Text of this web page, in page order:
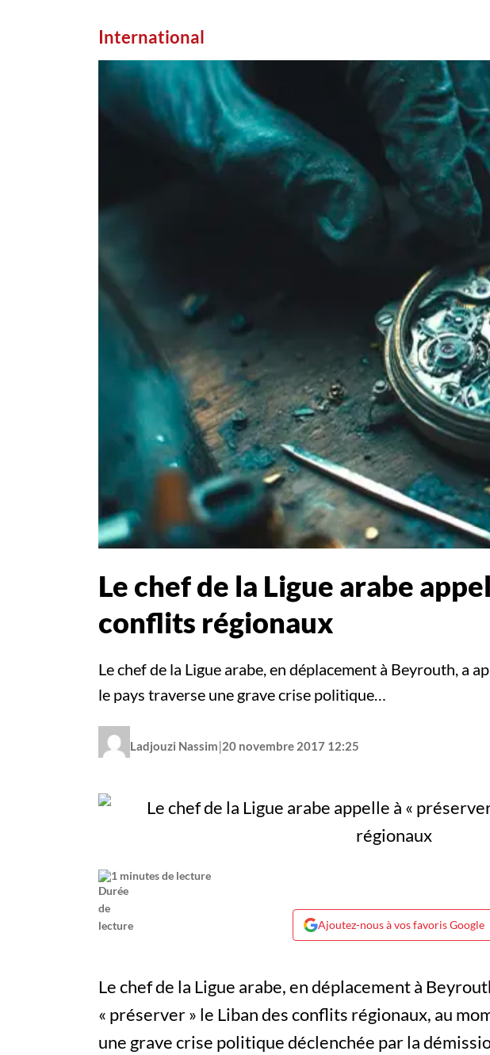
International
Le chef de la Ligue arabe
conflits régionaux
Le chef de la Ligue arabe, en déplacement à Beyrouth, a
le pays traverse une grave crise politique…
Ladjouzi Nassim|20 novembre 2017 12:25
1 minutes de lecture
Ajoutez-nous à vos favoris Google
Le chef de la Ligue arabe, en déplacement à
« préserver » le Liban des conflits régionaux, au
une grave crise politique déclenchée par la